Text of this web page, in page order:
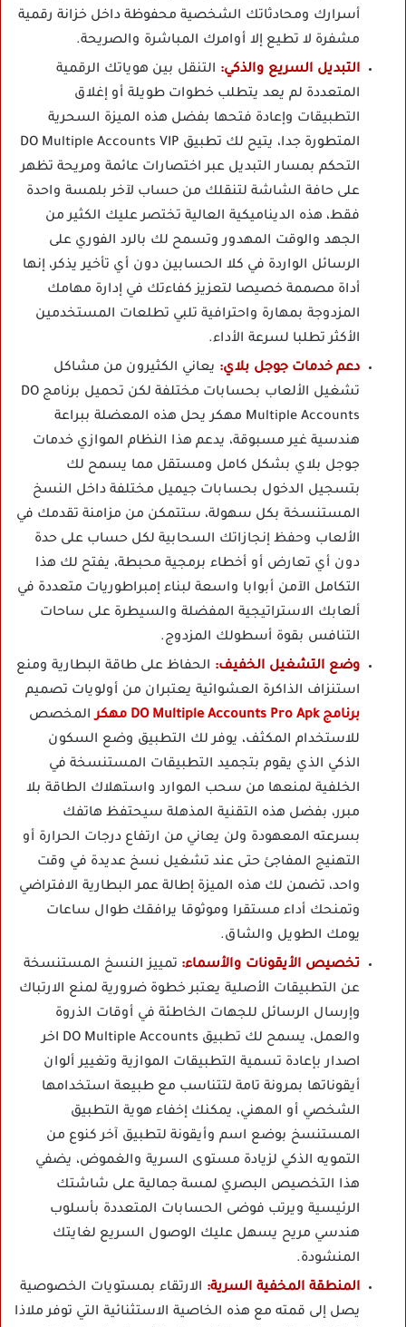
أسرارك ومحادثاتك الشخصية محفوظة داخل خزانة رقمية
مشفرة لا تطيع إلا أوامرك المباشرة والصريحة.
التبديل السريع والذكي: التنقل بين هوياتك الرقمية
المتعددة لم يعد يتطلب خطوات طويلة أو إغلاق
التطبيقات وإعادة فتحها بفضل هذه الميزة السحرية
المتطورة جدا، يتيح لك تطبيق DO Multiple Accounts VIP
التحكم بمسار التبديل عبر اختصارات عائمة ومريحة تظهر
على حافة الشاشة لتنقلك من حساب لآخر بلمسة واحدة
فقط، هذه الديناميكية العالية تختصر عليك الكثير من
الجهد والوقت المهدور وتسمح لك بالرد الفوري على
الرسائل الواردة في كلا الحسابين دون أي تأخير يذكر، إنها
أداة مصممة خصيصا لتعزيز كفاءتك في إدارة مهامك
المزدوجة بمهارة واحترافية تلبي تطلعات المستخدمين
الأكثر تطلبا لسرعة الأداء.
دعم خدمات جوجل بلاي: يعاني الكثيرون من مشاكل
تشغيل الألعاب بحسابات مختلفة لكن تحميل برنامج DO
Multiple Accounts مهكر يحل هذه المعضلة ببراعة
هندسية غير مسبوقة، يدعم هذا النظام الموازي خدمات
جوجل بلاي بشكل كامل ومستقل مما يسمح لك
بتسجيل الدخول بحسابات جيميل مختلفة داخل النسخ
المستنسخة بكل سهولة، ستتمكن من مزامنة تقدمك في
الألعاب وحفظ إنجازاتك السحابية لكل حساب على حدة
دون أي تعارض أو أخطاء برمجية محبطة، يفتح لك هذا
التكامل الآمن أبوابا واسعة لبناء إمبراطوريات متعددة في
ألعابك الاستراتيجية المفضلة والسيطرة على ساحات
التنافس بقوة أسطولك المزدوج.
وضع التشغيل الخفيف: الحفاظ على طاقة البطارية ومنع
استنزاف الذاكرة العشوائية يعتبران من أولويات تصميم
برنامج DO Multiple Accounts Pro Apk مهكر
المخصص
للاستخدام المكثف، يوفر لك التطبيق وضع السكون
الذكي الذي يقوم بتجميد التطبيقات المستنسخة في
الخلفية لمنعها من سحب الموارد واستهلاك الطاقة بلا
مبرر، بفضل هذه التقنية المذهلة سيحتفظ هاتفك
بسرعته المعهودة ولن يعاني من ارتفاع درجات الحرارة أو
التهنيج المفاجئ حتى عند تشغيل نسخ عديدة في وقت
واحد، تضمن لك هذه الميزة إطالة عمر البطارية الافتراضي
وتمنحك أداء مستقرا وموثوقا يرافقك طوال ساعات
يومك الطويل والشاق.
تخصيص الأيقونات والأسماء: تمييز النسخ المستنسخة
عن التطبيقات الأصلية يعتبر خطوة ضرورية لمنع الارتباك
وإرسال الرسائل للجهات الخاطئة في أوقات الذروة
والعمل، يسمح لك تطبيق DO Multiple Accounts اخر
اصدار بإعادة تسمية التطبيقات الموازية وتغيير ألوان
أيقوناتها بمرونة تامة لتتناسب مع طبيعة استخدامها
الشخصي أو المهني، يمكنك إخفاء هوية التطبيق
المستنسخ بوضع اسم وأيقونة لتطبيق آخر كنوع من
التمويه الذكي لزيادة مستوى السرية والغموض، يضفي
هذا التخصيص البصري لمسة جمالية على شاشتك
الرئيسية ويرتب فوضى الحسابات المتعددة بأسلوب
هندسي مريح يسهل عليك الوصول السريع لغايتك
المنشودة.
المنطقة المخفية السرية: الارتقاء بمستويات الخصوصية
يصل إلى قمته مع هذه الخاصية الاستثنائية التي توفر ملاذا